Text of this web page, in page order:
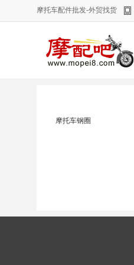
摩托车配件批发-外贸找货
摩托车钢圈